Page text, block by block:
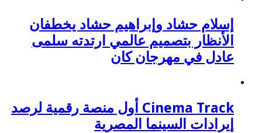
إسلام حشاد وإبراهيم حشاد يخطفان
الأنظار بتصميم عالمي ارتدته سلمى
عادل في مهرجان كان
Cinema Track أول منصة رقمية لرصد
إيرادات السينما المصرية